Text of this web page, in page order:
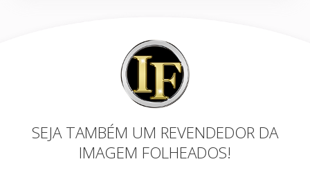
SEJA TAMBÉM UM REVENDEDOR DA
IMAGEM FOLHEADOS!